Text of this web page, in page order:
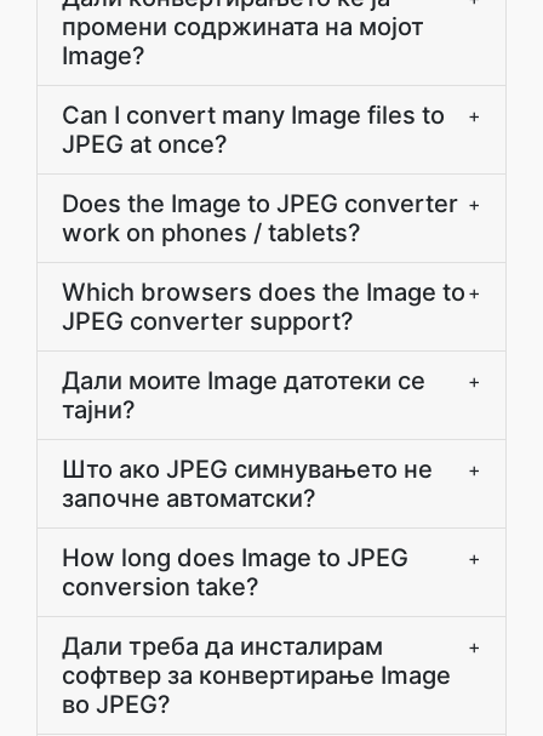
промени содржината на мојот
Image?
Can I convert many Image files to
JPEG at once?
+
Does the Image to JPEG converter
work on phones / tablets?
+
Which browsers does the Image to
JPEG converter support?
+
Дали моите Image датотеки се
тајни?
+
Што ако JPEG симнувањето не
започне автоматски?
+
How long does Image to JPEG
conversion take?
+
Дали треба да инсталирам
софтвер за конвертирање Image
во JPEG?
+